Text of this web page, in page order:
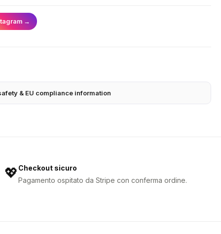
→
& EU compliance information
💖Checkout sicuro
Pagamento ospitato da Stripe con conferma ordine.